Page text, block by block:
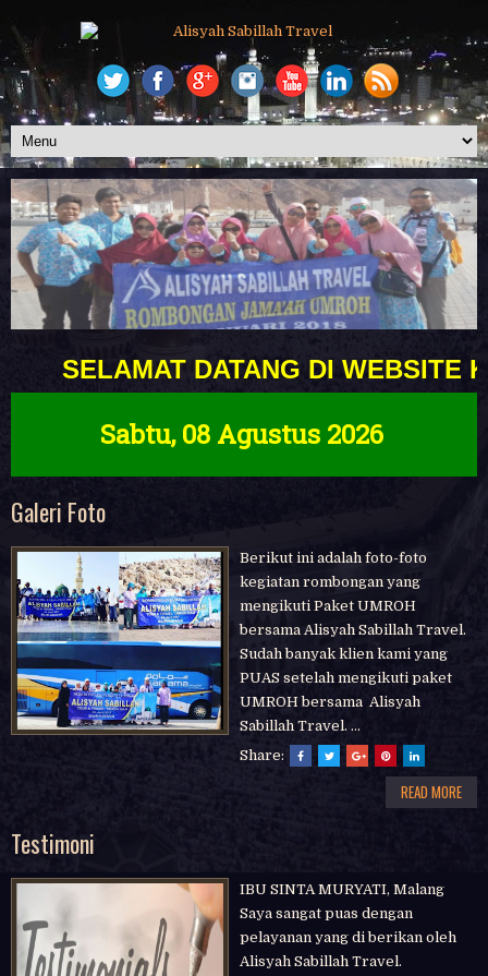
SELAMAT DATANG DI WEBSITE
Sabtu, 08 Agustus 2026
Galeri Foto
Berikut ini adalah foto-foto
kegiatan rombongan yang
mengikuti Paket UMROH
bersama Alisyah Sabillah Travel.
Sudah banyak klien kami yang
PUAS setelah mengikuti paket
UMROH bersama Alisyah
Sabillah Travel. ...
Share:
READ MORE
Testimoni
IBU SINTA MURYATI, Malang
Saya sangat puas dengan
pelayanan yang di berikan oleh
Alisyah Sabillah Travel.